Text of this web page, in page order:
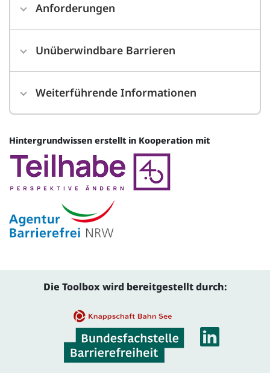
Anforderungen
Unüberwindbare Barrieren
Weiterführende Informationen
Quelle
Hintergrundwissen erstellt in Kooperation mit
Die Toolbox wird bereitgestellt durch: